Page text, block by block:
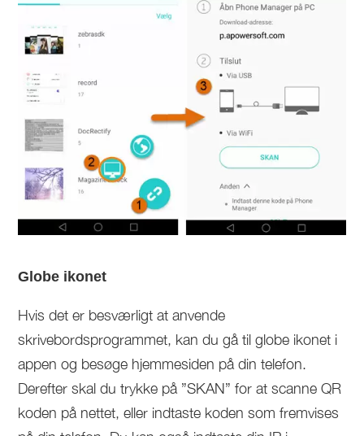
Globe ikonet
Hvis det er besværligt at anvende
skrivebordsprogrammet, kan du gå til globe ikonet i
appen og besøge hjemmesiden på din telefon.
Derefter skal du trykke på ”SKAN” for at scanne QR
koden på nettet, eller indtaste koden som fremvises